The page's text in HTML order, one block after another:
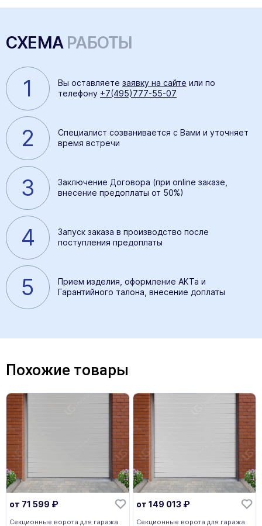
СХЕМА РАБОТЫ
1 Вы оставляете заявку на сайте или по
телефону +7(495)777-55-07
2
Специалист созванивается с Вами и уточняет
время встречи
3
Заключение Договора (при online заказе,
внесение предоплаты от 50%)
4
Запуск заказа в производство после
поступления предоплаты
5
Прием изделия, оформление АКТа и
Гарантийного талона, внесение доплаты
Похожие товары
от 71 599 ₽
Секционные ворота для гаража
от 149 013 ₽
Секционные ворота для гаража